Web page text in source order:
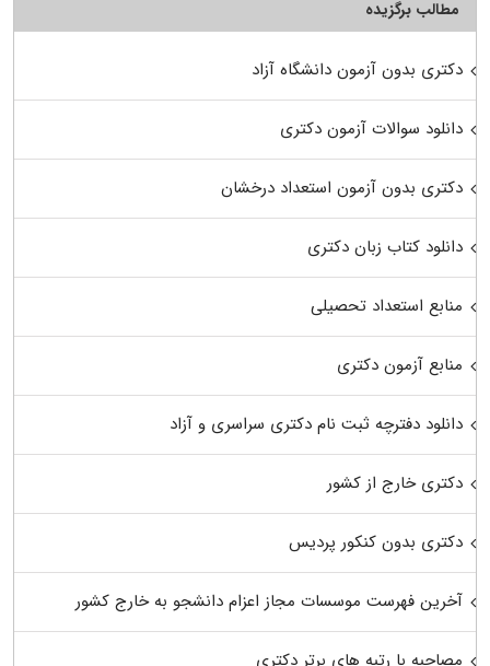
مطالب برگزیده
دکتری بدون آزمون دانشگاه آزاد
دانلود سوالات آزمون دکتری
دکتری بدون آزمون استعداد درخشان
دانلود کتاب زبان دکتری
منابع استعداد تحصیلی
منابع آزمون دکتری
دانلود دفترچه ثبت نام دکتری سراسری و آزاد
دکتری خارج از کشور
دکتری بدون کنکور پردیس
آخرین فهرست موسسات مجاز اعزام دانشجو به خارج کشور
مصاحبه با رتبه های برتر دکتری